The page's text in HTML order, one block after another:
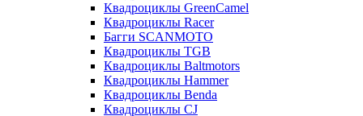
Квадроциклы GreenCamel
Квадроциклы Racer
Багги SCANMOTO
Квадроциклы TGB
Квадроциклы Baltmotors
Квадроциклы Hammer
Квадроциклы Benda
Квадроциклы CJ